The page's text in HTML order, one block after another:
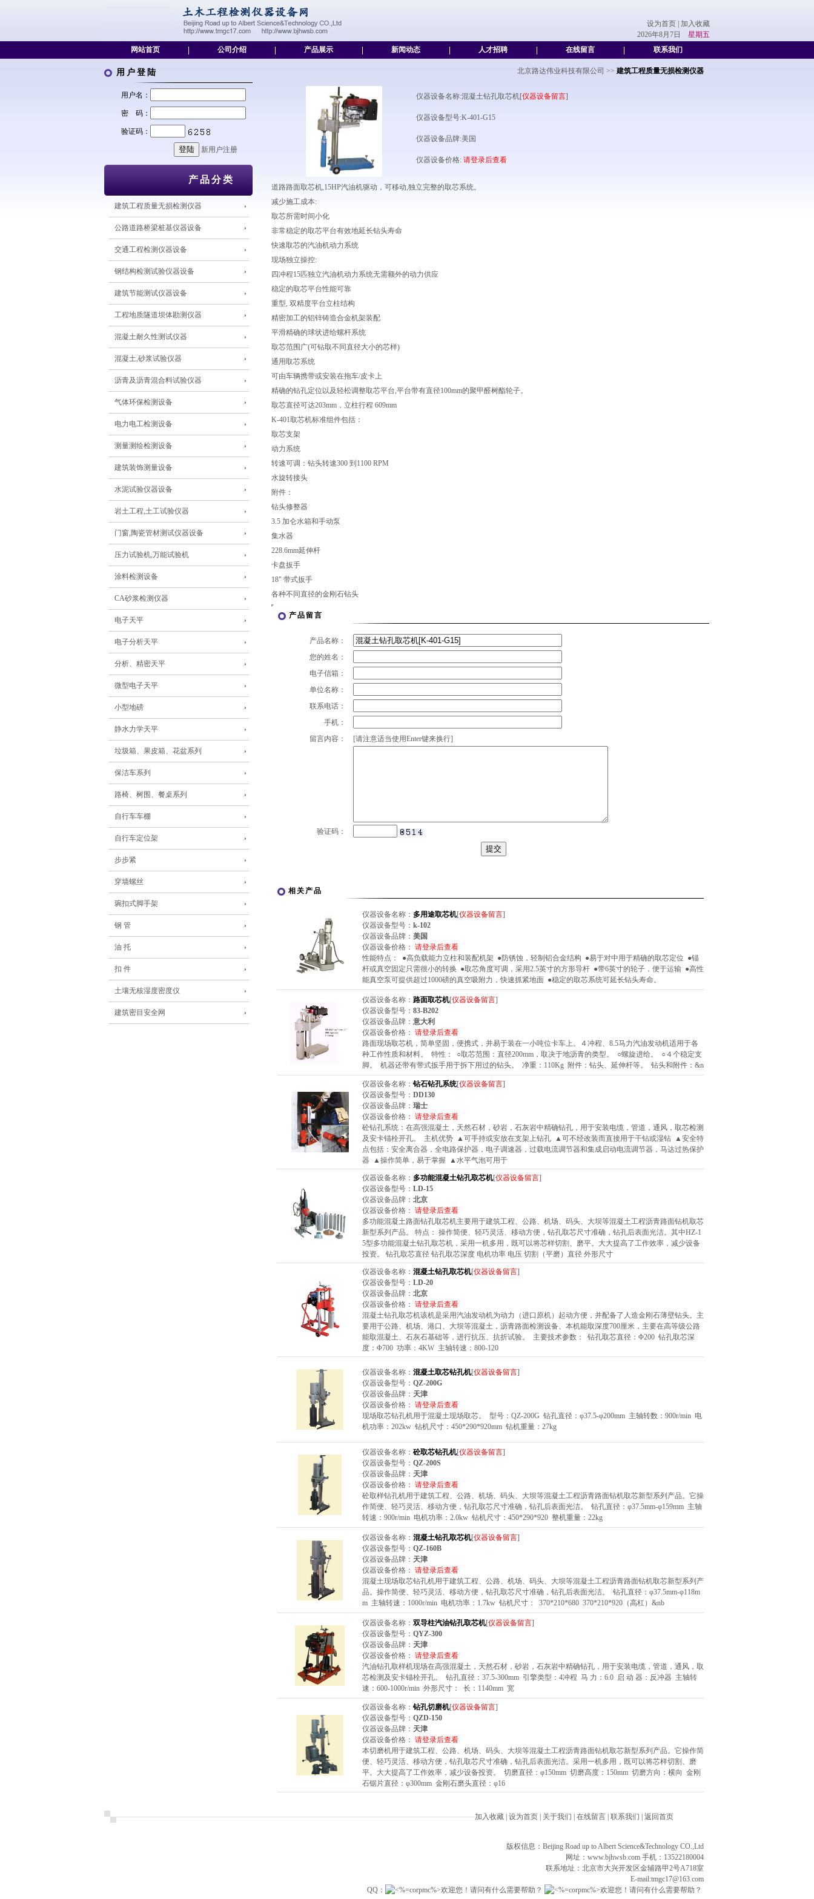
设为首页
加入收藏
2026年8月7日 星期五
网站首页
公司介绍 产品展示 新闻动态 人才招聘 在线留言 联系我们
用户登陆
用户名：
密 码：
验证码：
新用户注册
产品分类
建筑工程质量无损检测仪器
公路道路桥梁桩基仪器设备
交通工程检测仪器设备
钢结构检测试验仪器设备
建筑节能测试仪器设备
工程地质隧道坝体勘测仪器
混凝土耐久性测试仪器
混凝土,砂浆试验仪器
沥青及沥青混合料试验仪器
气体环保检测设备
电力电工检测设备
测量测绘检测设备
建筑装饰测量设备
水泥试验仪器设备
岩土工程,土工试验仪器
门窗,陶瓷管材测试仪器设备
压力试验机,万能试验机
涂料检测设备
CA砂浆检测仪器
电子天平
电子分析天平
分析、精密天平
微型电子天平
小型地磅
静水力学天平
垃圾箱、果皮箱、花盆系列
保洁车系列
路椅、树围、餐桌系列
自行车车棚
自行车定位架
步步紧
穿墙螺丝
琬扣式脚手架
钢 管
油 托
扣 件
土壤无核湿度密度仪
建筑密目安全网
北京路达伟业科技有限公司 >> 建筑工程质量无损检测仪器
仪器设备名称:混凝土钻孔取芯机[仪器设备留言]
仪器设备型号:K-401-G15
仪器设备品牌:美国
仪器设备价格: 请登录后查看
道路路面取芯机,15HP汽油机驱动，可移动,独立完整的取芯系统。
减少施工成本:
取芯所需时间小化
非常稳定的取芯平台有效地延长钻头寿命
快速取芯的汽油机动力系统
现场独立操控:
四冲程15匹独立汽油机动力系统无需额外的动力供应
稳定的取芯平台性能可靠
重型, 双精度平台立柱结构
精密加工的铝锌铸造合金机架装配
平滑精确的球状进给螺杆系统
取芯范围广(可钻取不同直径大小的芯样)
通用取芯系统
可由车辆携带或安装在拖车/皮卡上
精确的钻孔定位以及轻松调整取芯平台,平台带有直径100mm的聚甲醛树酯轮子。
取芯直径可达203mm，立柱行程 609mm
K-401取芯机标准组件包括：
取芯支架
动力系统
转速可调：钻头转速300 到1100 RPM
水旋转接头
附件：
钻头修整器
3.5 加仑水箱和手动泵
集水器
228.6mm延伸杆
卡盘扳手
18" 带式扳手
各种不同直径的金刚石钻头
产品留言
产品名称：
您的姓名：
电子信箱：
单位名称：
联系电话：
手机：
留言内容：
[请注意适当使用Enter键来换行]
验证码：
相关产品
仪器设备名称： 多用途取芯机[仪器设备留言]
仪器设备型号： k-102
仪器设备品牌： 美国
仪器设备价格： 请登录后查看
性能特点： ●高负载能力立柱和装配机架 ●防锈蚀，轻制铝合金结构 ●易于对中用于精确的取芯定位 ●锚
杆或真空固定只需很小的转换 ●取芯角度可调，采用2.5英寸的方形导杆 ●带6英寸的轮子，便于运输 ●高性
能真空泵可提供超过1000磅的真空吸附力，快速抓紧地面 ●稳定的取芯系统可延长钻头寿命。
仪器设备名称： 路面取芯机[仪器设备留言]
仪器设备型号： 83-B202
仪器设备品牌： 意大利
仪器设备价格： 请登录后查看
路面现场取芯机，简单坚固，便携式，并易于装在一小吨位卡车上。４冲程、8.5马力汽油发动机适用于各
种工作性质和材料。 特性： ○取芯范围：直径200mm，取决于地沥青的类型。 ○螺旋进给。 ○４个稳定支
脚。 机器还带有带式扳手用于拆下用过的钻头。 净重：110Kg 附件：钻头、延伸杆等。 钻头和附件：&n
仪器设备名称： 钻石钻孔系统[仪器设备留言]
仪器设备型号： DD130
仪器设备品牌： 瑞士
仪器设备价格： 请登录后查看
砼钻孔系统：在高强混凝土，天然石材，砂岩，石灰岩中精确钻孔，用于安装电缆，管道，通风，取芯检测
及安卡锚栓开孔。 主机优势 ▲可手持或安放在支架上钻孔 ▲可不经改装而直接用于干钻或湿钻 ▲安全特
点包括：安全离合器，全电路保护器，电子调速器，过载电流调节器和集成启动电流调节器，马达过热保护
器 ▲操作简单，易于掌握 ▲水平气泡可用于
仪器设备名称： 多功能混凝土钻孔取芯机[仪器设备留言]
仪器设备型号： LD-15
仪器设备品牌： 北京
仪器设备价格： 请登录后查看
多功能混凝土路面钻孔取芯机主要用于建筑工程、公路、机场、码头、大坝等混凝土工程沥青路面钻机取芯
新型系列产品。 特点： 操作简便、轻巧灵活、移动方便，钻孔取芯尺寸准确，钻孔后表面光洁。其中HZ-1
5型多功能混凝土钻孔取芯机，采用一机多用，既可以将芯样切割、磨平。大大提高了工作效率，减少设备
投资。 钻孔取芯直径 钻孔取芯深度 电机功率 电压 切割（平磨）直径 外形尺寸
仪器设备名称： 混凝土钻孔取芯机[仪器设备留言]
仪器设备型号： LD-20
仪器设备品牌： 北京
仪器设备价格： 请登录后查看
混凝土钻孔取芯机该机是采用汽油发动机为动力（进口原机）起动方便，并配备了人造金刚石薄壁钻头。主
要用于公路、机场、港口、大坝等混凝土，沥青路面检测设备、本机能取深度700厘米，主要在高等级公路
能取混凝土、石灰石基础等，进行抗压、抗折试验。 主要技术参数： 钻孔取芯直径：Φ200 钻孔取芯深
度：Φ700 功率：4KW 主轴转速：800-120
仪器设备名称： 混凝土取芯钻孔机[仪器设备留言]
仪器设备型号： QZ-200G
仪器设备品牌： 天津
仪器设备价格： 请登录后查看
现场取芯钻孔机用于混凝土现场取芯。 型号：QZ-200G 钻孔直径：φ37.5-φ200mm 主轴转数：900r/min 电
机功率：202kw 钻机尺寸：450*290*920mm 钻机重量：27kg
仪器设备名称： 砼取芯钻孔机[仪器设备留言]
仪器设备型号： QZ-200S
仪器设备品牌： 天津
仪器设备价格： 请登录后查看
砼取样钻孔机用于建筑工程、公路、机场、码头、大坝等混凝土工程沥青路面钻机取芯新型系列产品。它操
作简便、轻巧灵活、移动方便，钻孔取芯尺寸准确，钻孔后表面光洁。 钻孔直径：φ37.5mm-φ159mm 主轴
转速：900r/min 电机功率：2.0kw 钻机尺寸：450*290*920 整机重量：22kg
仪器设备名称： 混凝土钻孔取芯机[仪器设备留言]
仪器设备型号： QZ-160B
仪器设备品牌： 天津
仪器设备价格： 请登录后查看
混凝土现场取芯钻孔机用于建筑工程、公路、机场、码头、大坝等混凝土工程沥青路面钻机取芯新型系列产
品。操作简便、轻巧灵活、移动方便，钻孔取芯尺寸准确，钻孔后表面光洁。 钻孔直径：φ37.5mm-φ118m
m 主轴转速：1000r/min 电机功率：1.7kw 钻机尺寸： 370*210*680 370*210*920（高杠）&nb
仪器设备名称： 双导柱汽油钻孔取芯机[仪器设备留言]
仪器设备型号： QYZ-300
仪器设备品牌： 天津
仪器设备价格： 请登录后查看
汽油钻孔取样机现场在高强混凝土，天然石材，砂岩，石灰岩中精确钻孔，用于安装电缆，管道，通风，取
芯检测及安卡锚栓开孔。 钻孔直径：37.5-300mm 引擎类型：4冲程 马 力：6.0 启 动 器：反冲器 主轴转
速：600-1000r/min 外形尺寸： 长：1140mm 宽
仪器设备名称： 钻孔切磨机[仪器设备留言]
仪器设备型号： QZD-150
仪器设备品牌： 天津
仪器设备价格： 请登录后查看
本切磨机用于建筑工程、公路、机场、码头、大坝等混凝土工程沥青路面钻机取芯新型系列产品。它操作简
便、轻巧灵活、移动方便，钻孔取芯尺寸准确，钻孔后表面光洁。采用一机多用，既可以将芯样切割、磨
平。大大提高了工作效率，减少设备投资。 切磨直径：φ150mm 切磨高度：150mm 切磨方向：横向 金刚
石锯片直径：φ300mm 金刚石磨头直径：φ16
加入收藏 设为首页 关于我们 在线留言 联系我们 返回首页
版权信息：Beijing Road up to Albert Science&Technology CO.,Ltd
网址： www.bjhwsb.com 手机：13522180004
联系地址：北京市大兴开发区金辅路甲2号A718室
E-mail:tmgc17@163.com
QQ：